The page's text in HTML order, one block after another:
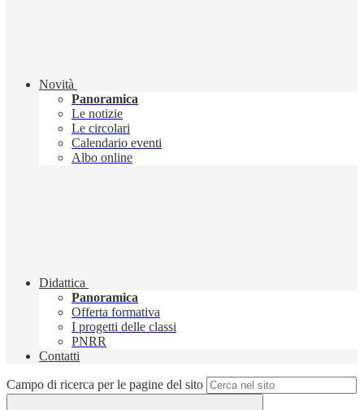
Novità
Panoramica
Le notizie
Le circolari
Calendario eventi
Albo online
Didattica
Panoramica
Offerta formativa
I progetti delle classi
PNRR
Contatti
Campo di ricerca per le pagine del sito